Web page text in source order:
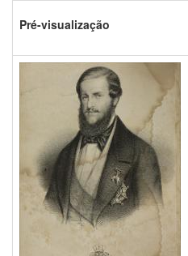
Pré-visualização